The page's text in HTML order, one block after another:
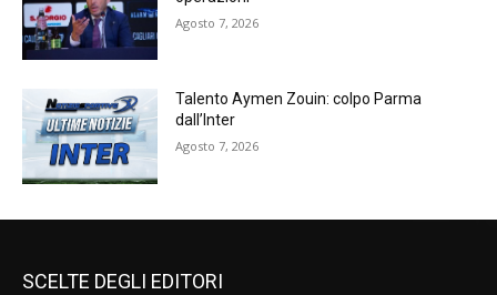
Agosto 7, 2026
Talento Aymen Zouin: colpo Parma
dall’Inter
Agosto 7, 2026
SCELTE DEGLI EDITORI